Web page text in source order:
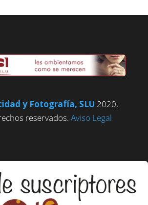
y Fotografía, SLU 2020,
reservados. Aviso Legal